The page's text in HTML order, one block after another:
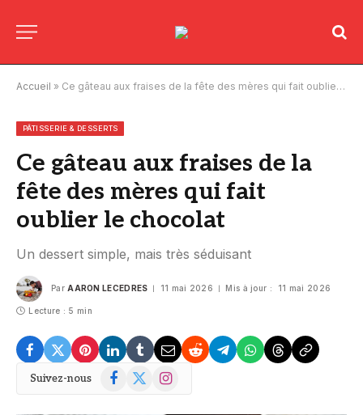
Accueil » Ce gâteau aux fraises de la fête des mères qui fait oublier le chocolat
PÂTISSERIE & DESSERTS
Ce gâteau aux fraises de la
fête des mères qui fait
oublier le chocolat
Un dessert simple, mais très séduisant
Par AARON LECEDRES 11 mai 2026 Mis à jour : 11 mai 2026
Lecture : 5 min
Suivez-nous Facebook
X
Instagram